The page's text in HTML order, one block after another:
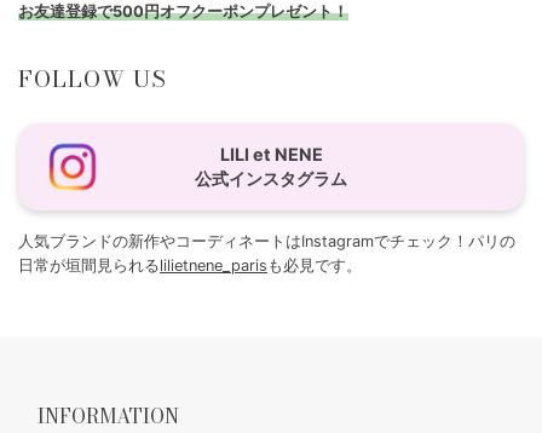
お友達登録で500円オフクーポンプレゼント！
FOLLOW US
LILI et NENE
公式インスタグラム
人気ブランドの新作やコーディネートはInstagramでチェック！パリの
日常が垣間見られるlilietnene_paris も必見です。
INFORMATION